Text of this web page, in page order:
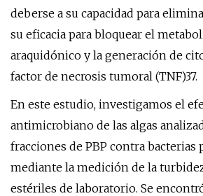
deberse a su capacidad para
su eficacia para bloquear el
araquidónico y la generación de
factor de necrosis tumoral (TNF)37.
En este estudio, investigamos el
antimicrobiano de las algas
fracciones de PBP contra bacterias
mediante la medición de la
estériles de laboratorio. Se